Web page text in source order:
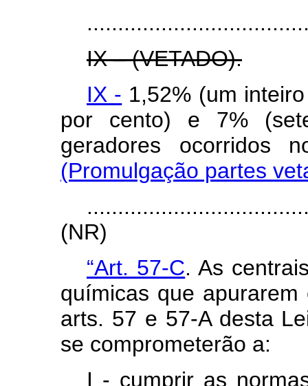
IX – (VETADO).
IX - 1,52% (um
por cento) e 7%
geradores
(Promulgação partes
(NR)
“Art. 57-C. As
químicas que
arts. 57 e 57-A desta
se comprometerão a:
I - cumprir as